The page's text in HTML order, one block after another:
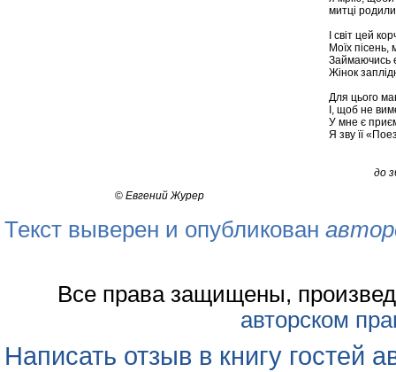
митці
І світ цей
Моїх пісень,
Займаючись
Жінок
Для цього
І, щоб не
У мне є
Я зву її
до
© Евгений Журер
Текст выверен и опубликован
Все права защищены,
авторском
Написать отзыв в книгу гостей